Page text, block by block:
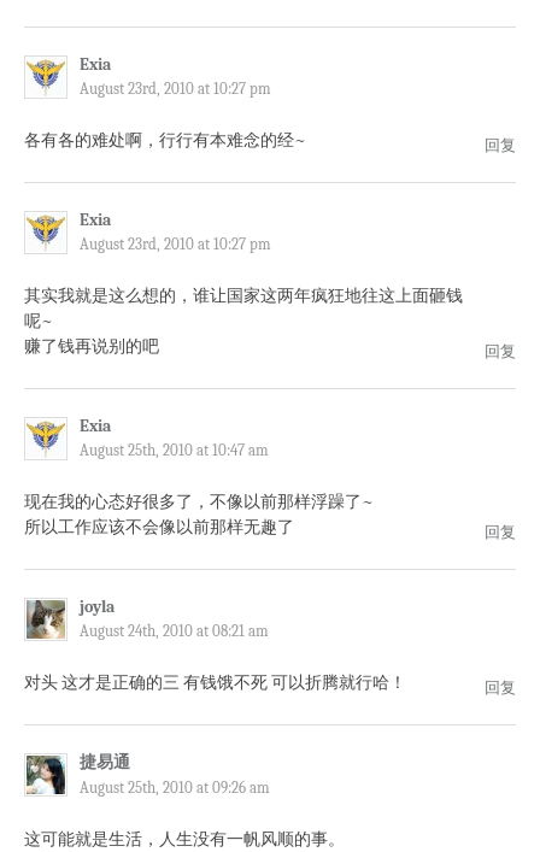
Exia
August 23rd, 2010 at 10:27 pm
各有各的难处啊，行行有本难念的经~ 回复
Exia
August 23rd, 2010 at 10:27 pm
其实我就是这么想的，谁让国家这两年疯狂地往这上面砸钱
呢~
赚了钱再说别的吧
回复
Exia
August 25th, 2010 at 10:47 am
现在我的心态好很多了，不像以前那样浮躁了~
所以工作应该不会像以前那样无趣了
回复
joyla
August 24th, 2010 at 08:21 am
对头 这才是正确的三 有钱饿不死 可以折腾就行哈！ 回复
捷易通
August 25th, 2010 at 09:26 am
这可能就是生活，人生没有一帆风顺的事。